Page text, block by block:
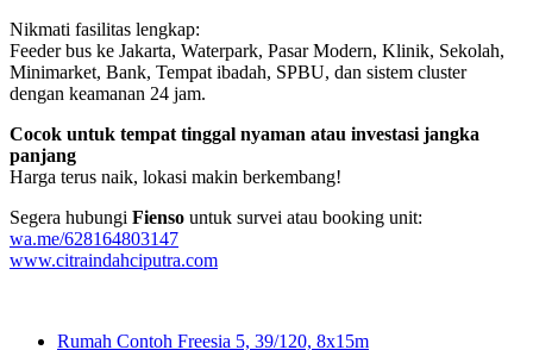
Nikmati fasilitas lengkap:
Feeder bus ke Jakarta, Waterpark, Pasar Modern, Klinik, Sekolah,
Minimarket, Bank, Tempat ibadah, SPBU, dan sistem cluster
dengan keamanan 24 jam.
Cocok untuk tempat tinggal nyaman atau investasi jangka
panjang
Harga terus naik, lokasi makin berkembang!
Segera hubungi Fienso untuk survei atau booking unit:
wa.me/628164803147
www.citraindahciputra.com
Rumah Contoh Freesia 5, 39/120, 8x15m